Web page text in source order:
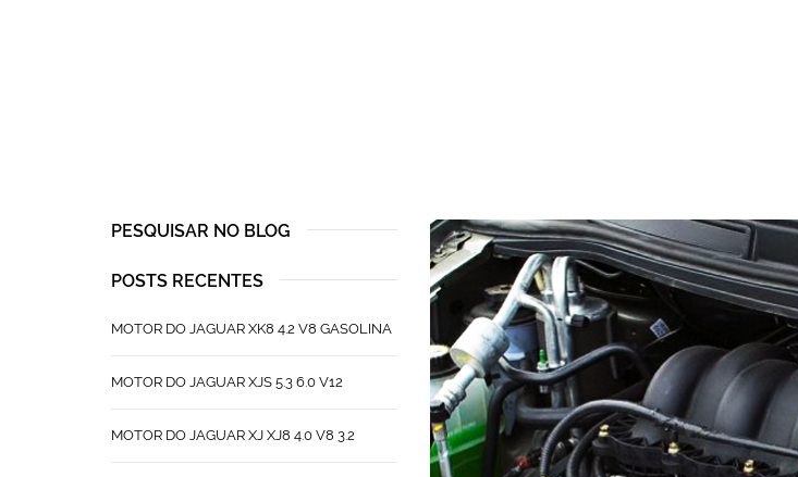
PESQUISAR NO BLOG
POSTS RECENTES
MOTOR DO JAGUAR XK8 4.2 V8 GASOLINA
MOTOR DO JAGUAR XJS 5.3 6.0 V12
MOTOR DO JAGUAR XJ XJ8 4.0 V8 3.2